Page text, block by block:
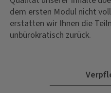
dem ersten Modul nicht
erstatten wir Ihnen die
unbürokratisch zurück.